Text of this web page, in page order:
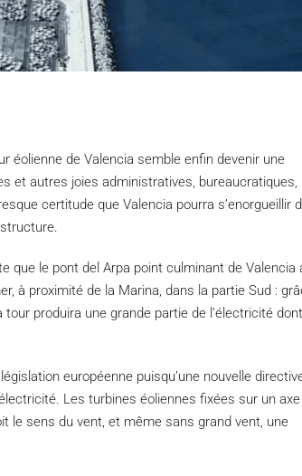
éolienne de Valencia semble enfin devenir une
et autres joies administratives, bureaucratiques,
certitude que Valencia pourra s’enorgueillir
que le pont del Arpa point culminant de Valencia
à proximité de la Marina, dans la partie Sud :
produira une grande partie de l’électricité
européenne puisqu’une nouvelle
Les turbines éoliennes fixées sur un axe
le sens du vent, et même sans grand vent, une